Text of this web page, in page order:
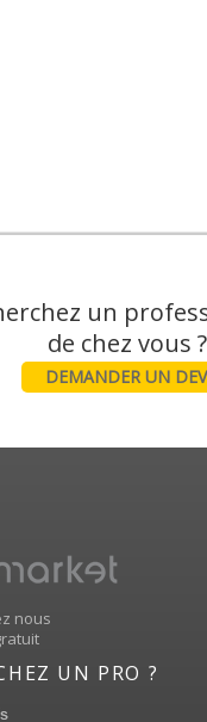
un
DEMANDER UN
nous
UN PRO ?